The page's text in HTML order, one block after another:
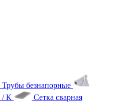
Трубы безнапорные
/ К
Сетка сварная